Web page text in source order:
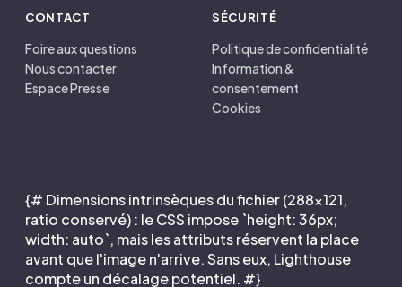
CONTACT
Foire aux questions
Nous contacter
Espace Presse
SÉCURITÉ
Politique de confidentialité
Information &
consentement
Cookies
{# Dimensions intrinsèques du fichier (288×121,
ratio conservé) : le CSS impose `height: 36px;
width: auto`, mais les attributs réservent la place
avant que l'image n'arrive. Sans eux, Lighthouse
compte un décalage potentiel. #}